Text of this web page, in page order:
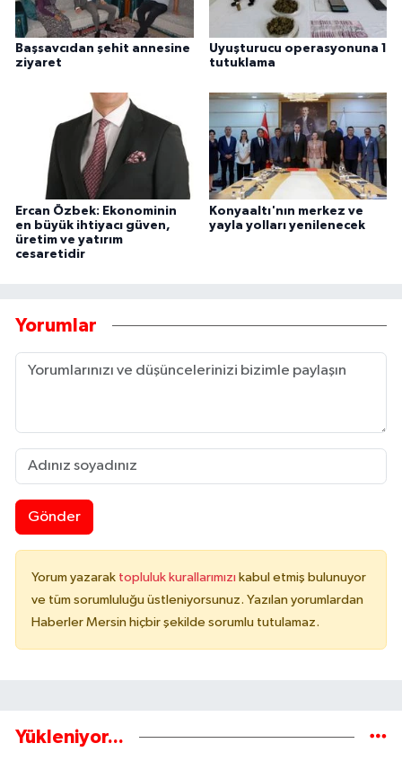
Başsavcıdan şehit annesine
ziyaret
Uyuşturucu operasyonuna 1
tutuklama
Ercan Özbek: Ekonominin
en büyük ihtiyacı güven,
üretim ve yatırım
cesaretidir
Konyaaltı'nın merkez ve
yayla yolları yenilenecek
Yorumlar
Gönder
Yorum yazarak topluluk kurallarımızı kabul etmiş bulunuyor
ve tüm sorumluluğu üstleniyorsunuz. Yazılan yorumlardan
Haberler Mersin hiçbir şekilde sorumlu tutulamaz.
Yükleniyor...